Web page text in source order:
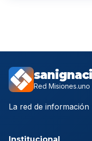
Red Misiones.uno
La red de información